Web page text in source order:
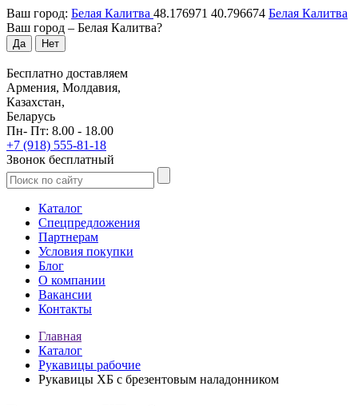
Ваш город: Белая Калитва 48.176971 40.796674 Белая Калитва
Ваш город – Белая Калитва?
Да Нет
Бесплатно доставляем
Армения, Молдавия,
Казахстан,
Беларусь
Пн- Пт: 8.00 - 18.00
+7 (918) 555-81-18
Звонок бесплатный
Каталог
Спецпредложения
Партнерам
Условия покупки
Блог
О компании
Вакансии
Контакты
Главная
Каталог
Рукавицы рабочие
Рукавицы ХБ с брезентовым наладонником